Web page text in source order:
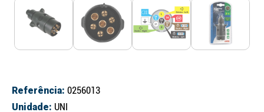
Referência: 0256013
Unidade: UNI